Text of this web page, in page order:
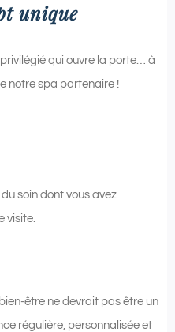
unique
qui ouvre la porte… à
notre spa partenaire !
soin dont vous avez
visite.
être ne devrait pas être un
régulière, personnalisée et